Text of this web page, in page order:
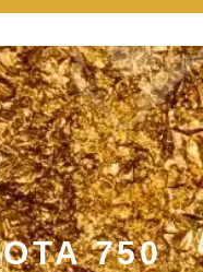
750